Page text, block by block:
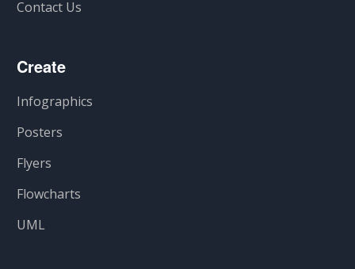
Contact Us
Create
Infographics
Posters
Flyers
Flowcharts
UML